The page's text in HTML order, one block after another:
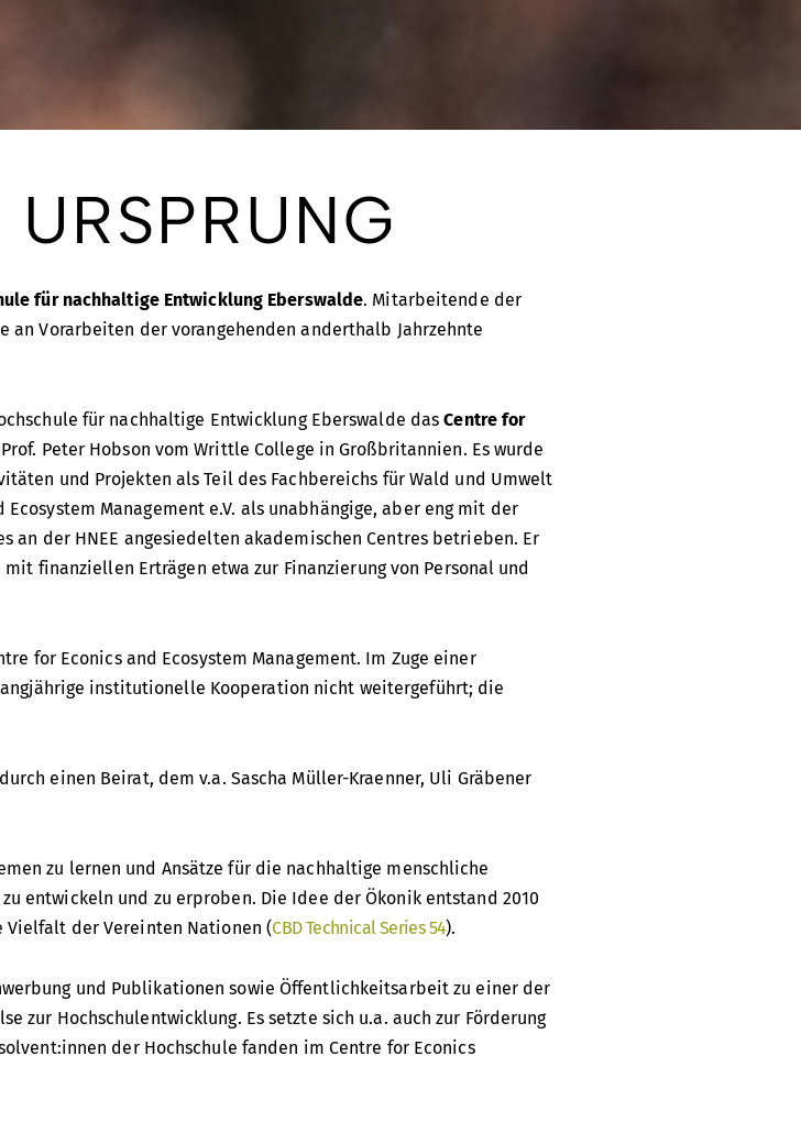
für nachhaltige Entwicklung Eberswalde. Mitarbeitende der
Vorarbeiten der vorangehenden anderthalb Jahrzehnte
für nachhaltige Entwicklung Eberswalde dasCentre for
Peter Hobson vom Writtle College in Großbritannien. Es wurde
und Projekten als Teil des Fachbereichs für Wald und Umwelt
Management e.V. als unabhängige, aber eng mit der
der HNEE angesiedelten akademischen Centres betrieben. Er
finanziellen Erträgen etwa zur Finanzierung von Personal und
for Econics and Ecosystem Management. Im Zuge einer
institutionelle Kooperation nicht weitergeführt; die
einen Beirat, dem v.a. Sascha Müller-Kraenner, Uli Gräbener
zu lernen und Ansätze für die nachhaltige menschliche
entwickeln und zu erproben. Die Idee der Ökonik entstand 2010
Vielfalt der Vereinten Nationen (CBD Technical Series 54).
und Publikationen sowie Öffentlichkeitsarbeit zu einer der
zur Hochschulentwicklung. Es setzte sich u.a. auch zur Förderung
der Hochschule fanden im Centre for Econics